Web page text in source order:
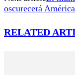
oscurecerá América
RELATED